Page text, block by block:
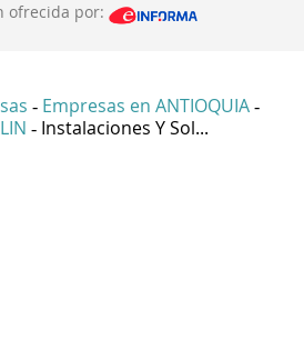
ofrecida por:
- Empresas en ANTIOQUIA -
- Instalaciones Y Sol...